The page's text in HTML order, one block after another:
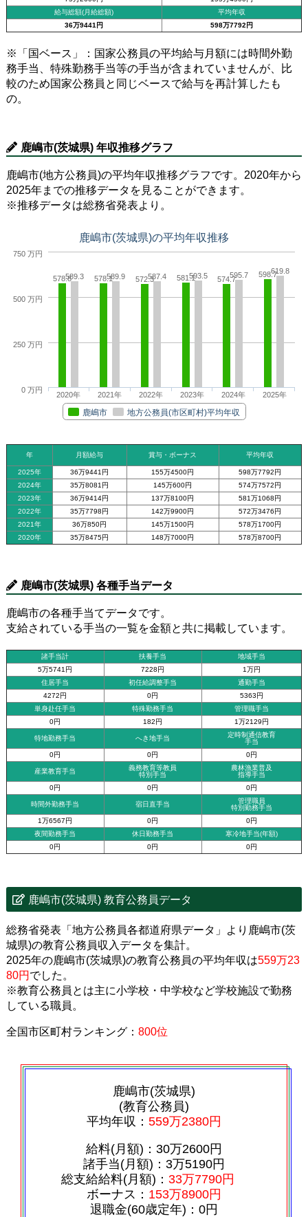
給与総額(月給総額)
平均年収
36万9441円
598万7792円
※「国ベース」：国家公務員の平均給与月額には時間外勤
務手当、特殊勤務手当等の手当が含まれていませんが、比
較のため国家公務員と同じベースで給与を再計算したも
の。
鹿嶋市(茨城県) 年収推移グラフ
鹿嶋市(地方公務員)の平均年収推移グラフです。2020年から
2025年までの推移データを見ることができます。
※推移データは総務省発表より。
鹿嶋市(茨城県)の平均年収推移
578.8 578.1 572.3 581.1 574.7
598.7
589.3 589.9 587.4 593.5 595.7 619.8
鹿嶋市 地方公務員(市区町村)平均年収
2020年 2021年 2022年 2023年 2024年 2025年
0 万円
250 万円
500 万円
750 万円
年 月額給与 賞与・ボーナス 平均年収
2025年 36万9441円 155万4500円
598万7792円
2024年
35万8081円 145万600円
574万7572円
2023年
36万9414円 137万8100円
581万1068円
2022年
35万7798円 142万9900円
572万3476円
2021年
36万850円 145万1500円
578万1700円
2020年
35万8475円 148万7000円 578万8700円
鹿嶋市(茨城県) 各種手当データ
鹿嶋市の各種手当てデータです。
支給されている手当の一覧を金額と共に掲載しています。
諸手当計 扶養手当
地域手当
5万5741円
7228円
1万円
住居手当
初任給調整手当
通勤手当
4272円
0円
5363円
単身赴任手当
特殊勤務手当
管理職手当
0円
182円 1万2129円
特地勤務手当 へき地手当
定時制通信教育
手当
0円
0円 0円
産業教育手当
義務教育等教員
特別手当
農林漁業普及
指導手当
0円
0円 0円
時間外勤務手当 宿日直手当
管理職員
特別勤務手当
1万6567円
0円
0円
夜間勤務手当
休日勤務手当
寒冷地手当(年額)
0円
0円 0円
鹿嶋市(茨城県) 教育公務員データ
総務省発表「地方公務員各都道府県データ」より鹿嶋市(茨
城県)の教育公務員収入データを集計。
2025年の鹿嶋市(茨城県)の教育公務員の平均年収は559万23
80円 でした。
※教育公務員とは主に小学校・中学校など学校施設で勤務
している職員。
全国市区町村ランキング： 800位
鹿嶋市(茨城県)
(教育公務員)
平均年収： 559万2380円
給料(月額)：30万2600円
諸手当(月額)：3万5190円
総支給給料(月額)： 33万7790円
ボーナス： 153万8900円
退職金(60歳定年)：0円